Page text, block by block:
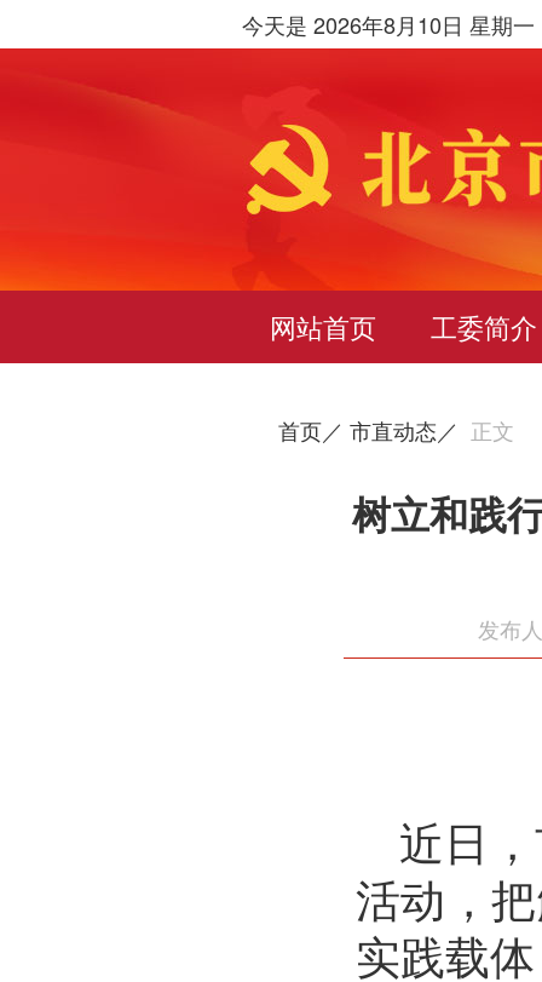
今天是 2026年8月10日 星期一
网站首页 工委简介
首页／ 市直动态／ 正文
树立和践
发布
近日
活动，
实践载